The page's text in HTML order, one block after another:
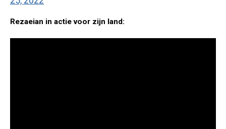
Rezaeian in actie voor zijn land: